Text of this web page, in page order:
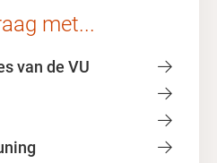
met...
van de VU